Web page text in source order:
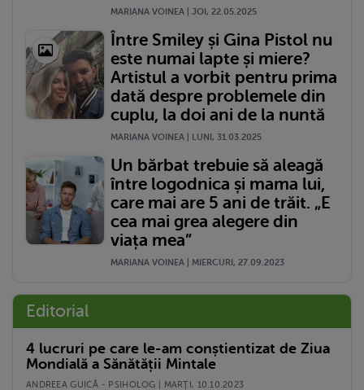
MARIANA VOINEA | JOI, 22.05.2025
Între Smiley și Gina Pistol nu
este numai lapte și miere?
Artistul a vorbit pentru prima
dată despre problemele din
cuplu, la doi ani de la nuntă
MARIANA VOINEA | LUNI, 31.03.2025
Un bărbat trebuie să aleagă
între logodnica și mama lui,
care mai are 5 ani de trăit. „E
cea mai grea alegere din
viața mea”
MARIANA VOINEA | MIERCURI, 27.09.2023
Editorial
4 lucruri pe care le-am conștientizat de Ziua
Mondială a Sănătății Mintale
ANDREEA GUICĂ - PSIHOLOG | MARŢI, 10.10.2023